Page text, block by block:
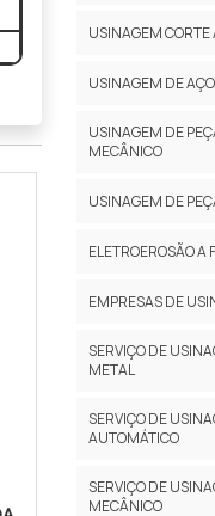
USINAGEM CORTE
USINAGEM DE
USINAGEM DE
MECÂNICO
USINAGEM DE
ELETROEROSÃO A
EMPRESAS DE
SERVIÇO DE
METAL
SERVIÇO DE
AUTOMÁTICO
SERVIÇO DE
MECÂNICO